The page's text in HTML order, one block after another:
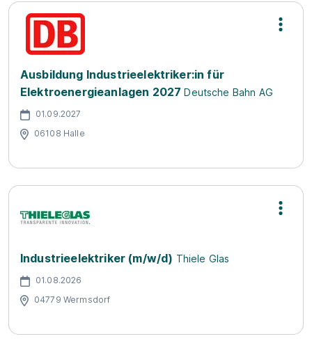
Ausbildung Industrieelektriker:in für
Elektroenergieanlagen 2027 Deutsche Bahn AG
01.09.2027
06108 Halle
Industrieelektriker (m/w/d) Thiele Glas
01.08.2026
04779 Wermsdorf